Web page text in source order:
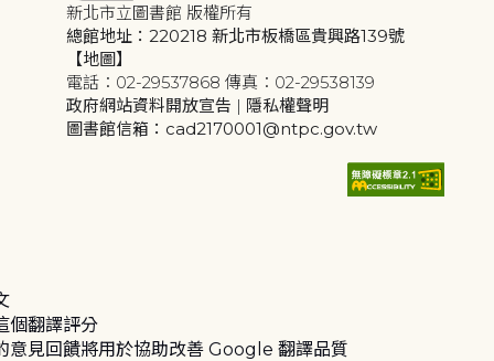
新北市立圖書館 版權所有
總館地址：220218 新北市板橋區貴興路139號
【地圖】
電話：02-29537868 傳真：02-29538139
政府網站資料開放宣告 | 隱私權聲明
圖書館信箱：cad2170001@ntpc.gov.tw
個翻譯評分
意見回饋將用於協助改善 Google 翻譯品質